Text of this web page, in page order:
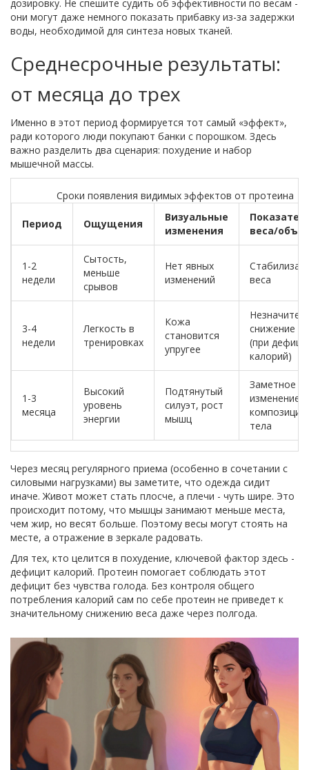
дозировку. Не спешите судить об эффективности по весам -
они могут даже немного показать прибавку из-за задержки
воды, необходимой для синтеза новых тканей.
Среднесрочные результаты:
от месяца до трех
Именно в этот период формируется тот самый «эффект»,
ради которого люди покупают банки с порошком. Здесь
важно разделить два сценария: похудение и набор
мышечной массы.
Сроки появления видимых эффектов от протеина
Период Ощущения
Визуальные
изменения
веса/
1-2
недели
Сытость,
меньше
срывов
Нет явных
изменений
веса
3-4
недели
Легкость в
тренировках
Кожа
становится
упругее
снижение
(при
калорий)
1-3
месяца
Высокий
уровень
энергии
Подтянутый
силуэт, рост
мышц
Заметное
изменение
композиции
тела
Через месяц регулярного приема (особенно в сочетании с
силовыми нагрузками) вы заметите, что одежда сидит
иначе. Живот может стать плосче, а плечи - чуть шире. Это
происходит потому, что мышцы занимают меньше места,
чем жир, но весят больше. Поэтому весы могут стоять на
месте, а отражение в зеркале радовать.
Для тех, кто целится в похудение, ключевой фактор здесь -
дефицит калорий. Протеин помогает соблюдать этот
дефицит без чувства голода. Без контроля общего
потребления калорий сам по себе протеин не приведет к
значительному снижению веса даже через полгода.